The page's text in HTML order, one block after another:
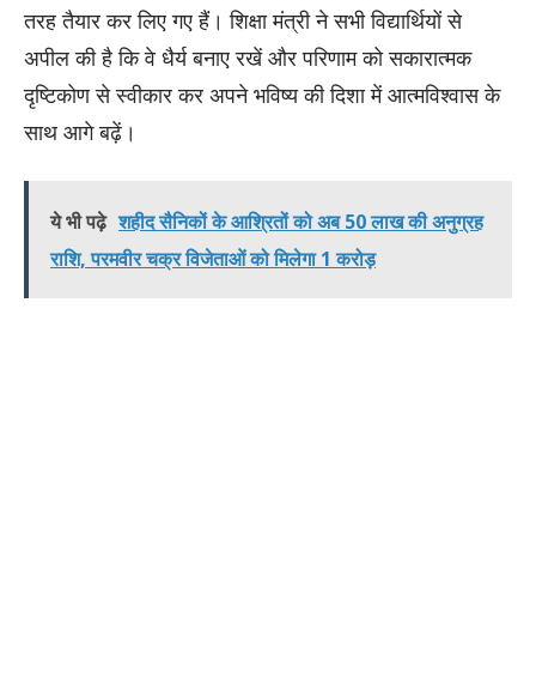
तरह तैयार कर लिए गए हैं। शिक्षा मंत्री ने सभी विद्यार्थियों से
अपील की है कि वे धैर्य बनाए रखें और परिणाम को सकारात्मक
दृष्टिकोण से स्वीकार कर अपने भविष्य की दिशा में आत्मविश्वास के
साथ आगे बढ़ें।
ये भी पढ़े शहीद सैनिकों के आश्रितों को अब 50 लाख की अनुग्रह
राशि, परमवीर चक्र विजेताओं को मिलेगा 1 करोड़